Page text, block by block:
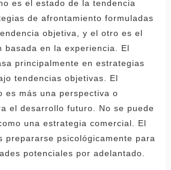
es el estado de la tendencia
de afrontamiento formuladas
objetiva, y el otro es el
basada en la experiencia. El
principalmente en estrategias
tendencias objetivas. El
es más una perspectiva o
el desarrollo futuro. No se puede
una estrategia comercial. El
prepararse psicológicamente para
potenciales por adelantado.